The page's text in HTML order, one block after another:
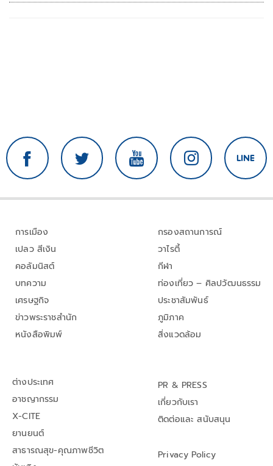
การเมือง
เปลว สีเงิน
คอลัมนิสต์
บทความ
เศรษฐกิจ
ข่าวพระราชสำนัก
หนังสือพิมพ์
กรองสถานการณ์
วาไรตี้
กีฬา
ท่องเที่ยว – ศิลปวัฒนธรรม
ประชาสัมพันธ์
ภูมิภาค
สิ่งแวดล้อม
ต่างประเทศ
อาชญากรรม
X-CITE
ยานยนต์
สาธารณสุข-คุณภาพชีวิต
PR & PRESS
เกี่ยวกับเรา
ติดต่อและ สนับสนุน
Privacy Policy